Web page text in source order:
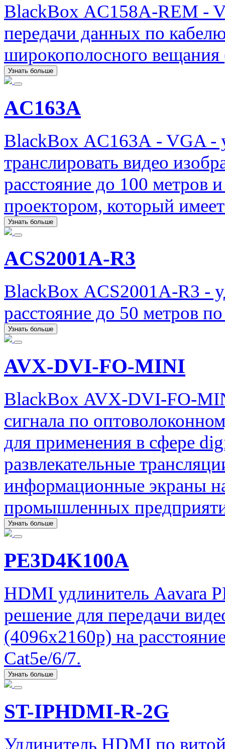
BlackBox AC158A-REM -
передачи данных по
широкополосного
Узнать больше
AC163A
BlackBox AC163A - VGA -
транслировать видео
расстояние до 100 метров
проектором, который
Узнать больше
ACS2001A-R3
BlackBox ACS2001A-R3 -
расстояние до 50 метров
Узнать больше
AVX-DVI-FO-MINI
BlackBox AVX-DVI-FO-
сигнала по
для применения в сфере
развлекательные
информационные экраны
промышленных
Узнать больше
PE3D4K100A
HDMI удлинитель Aavara
решение для передачи
(4096x2160p) на
Cat5e/6/7.
Узнать больше
ST-IPHDMI-R-2G
Удлинитель HDMI по